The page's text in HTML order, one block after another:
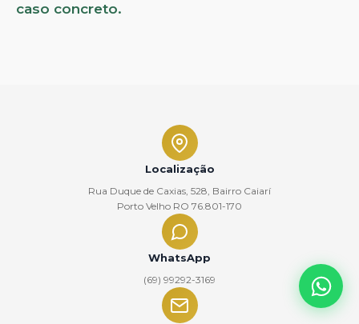
caso concreto.
Localização
Rua Duque de Caxias, 528, Bairro Caiarí
Porto Velho RO 76.801-170
WhatsApp
(69) 99292-3169